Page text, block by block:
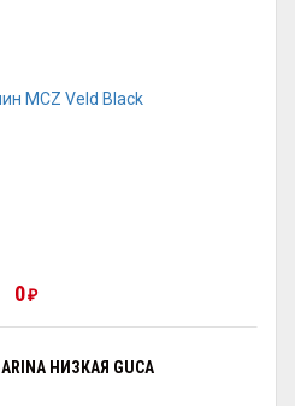
0₽
НИЗКАЯ GUCA